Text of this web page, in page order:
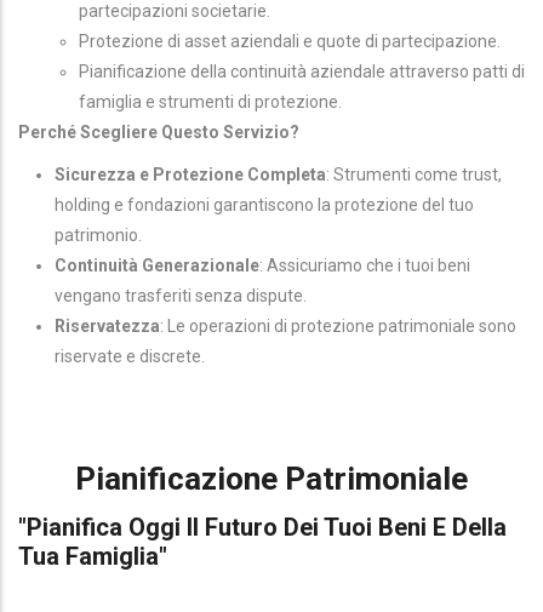
partecipazioni societarie.
Protezione di asset aziendali e quote di partecipazione.
Pianificazione della continuità aziendale attraverso patti di
famiglia e strumenti di protezione.
Perché Scegliere Questo Servizio?
Sicurezza e Protezione Completa: Strumenti come trust,
holding e fondazioni garantiscono la protezione del tuo
patrimonio.
Continuità Generazionale: Assicuriamo che i tuoi beni
vengano trasferiti senza dispute.
Riservatezza: Le operazioni di protezione patrimoniale sono
riservate e discrete.
Pianificazione Patrimoniale
"Pianifica Oggi Il Futuro Dei Tuoi Beni E Della
Tua Famiglia"